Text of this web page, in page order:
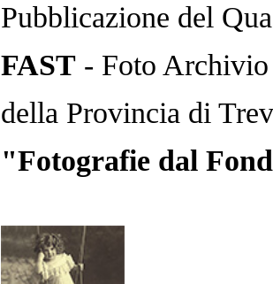
Pubblicazione del
FAST - Foto
della Provincia di
"Fotografie dal